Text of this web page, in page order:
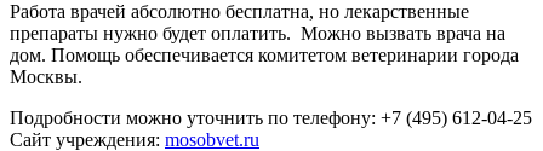
Работа врачей абсолютно бесплатна, но лекарственные
препараты нужно будет оплатить. Можно вызвать врача на
дом. Помощь обеспечивается комитетом ветеринарии города
Москвы.
Подробности можно уточнить по телефону: +7 (495) 612-04-25
Сайт учреждения: mosobvet.ru